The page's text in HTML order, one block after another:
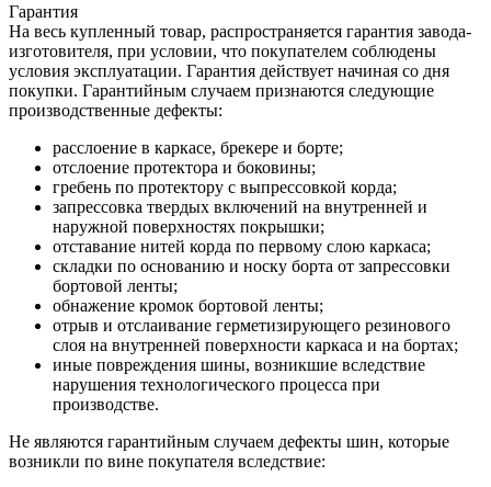
Гарантия
На весь купленный товар, распространяется гарантия завода-
изготовителя, при условии, что покупателем соблюдены
условия эксплуатации. Гарантия действует начиная со дня
покупки. Гарантийным случаем признаются следующие
производственные дефекты:
расслоение в каркасе, брекере и борте;
отслоение протектора и боковины;
гребень по протектору с выпрессовкой корда;
запрессовка твердых включений на внутренней и
наружной поверхностях покрышки;
отставание нитей корда по первому слою каркаса;
складки по основанию и носку борта от запрессовки
бортовой ленты;
обнажение кромок бортовой ленты;
отрыв и отслаивание герметизирующего резинового
слоя на внутренней поверхности каркаса и на бортах;
иные повреждения шины, возникшие вследствие
нарушения технологического процесса при
производстве.
Не являются гарантийным случаем дефекты шин, которые
возникли по вине покупателя вследствие: